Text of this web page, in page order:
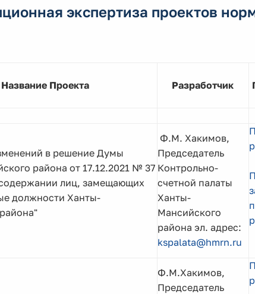
экспертиза проектов
Название Проекта Разработчик
в решение Думы
района от 17.12.2021 № 37
лиц, замещающих
должности Ханты-
Ф.М. Хакимов,
Председатель
Контрольно-
счетной палаты
Ханты-
Мансийского
района эл. адрес:
kspalata@hmrn.ru
Ф.М.Хакимов,
Председатель